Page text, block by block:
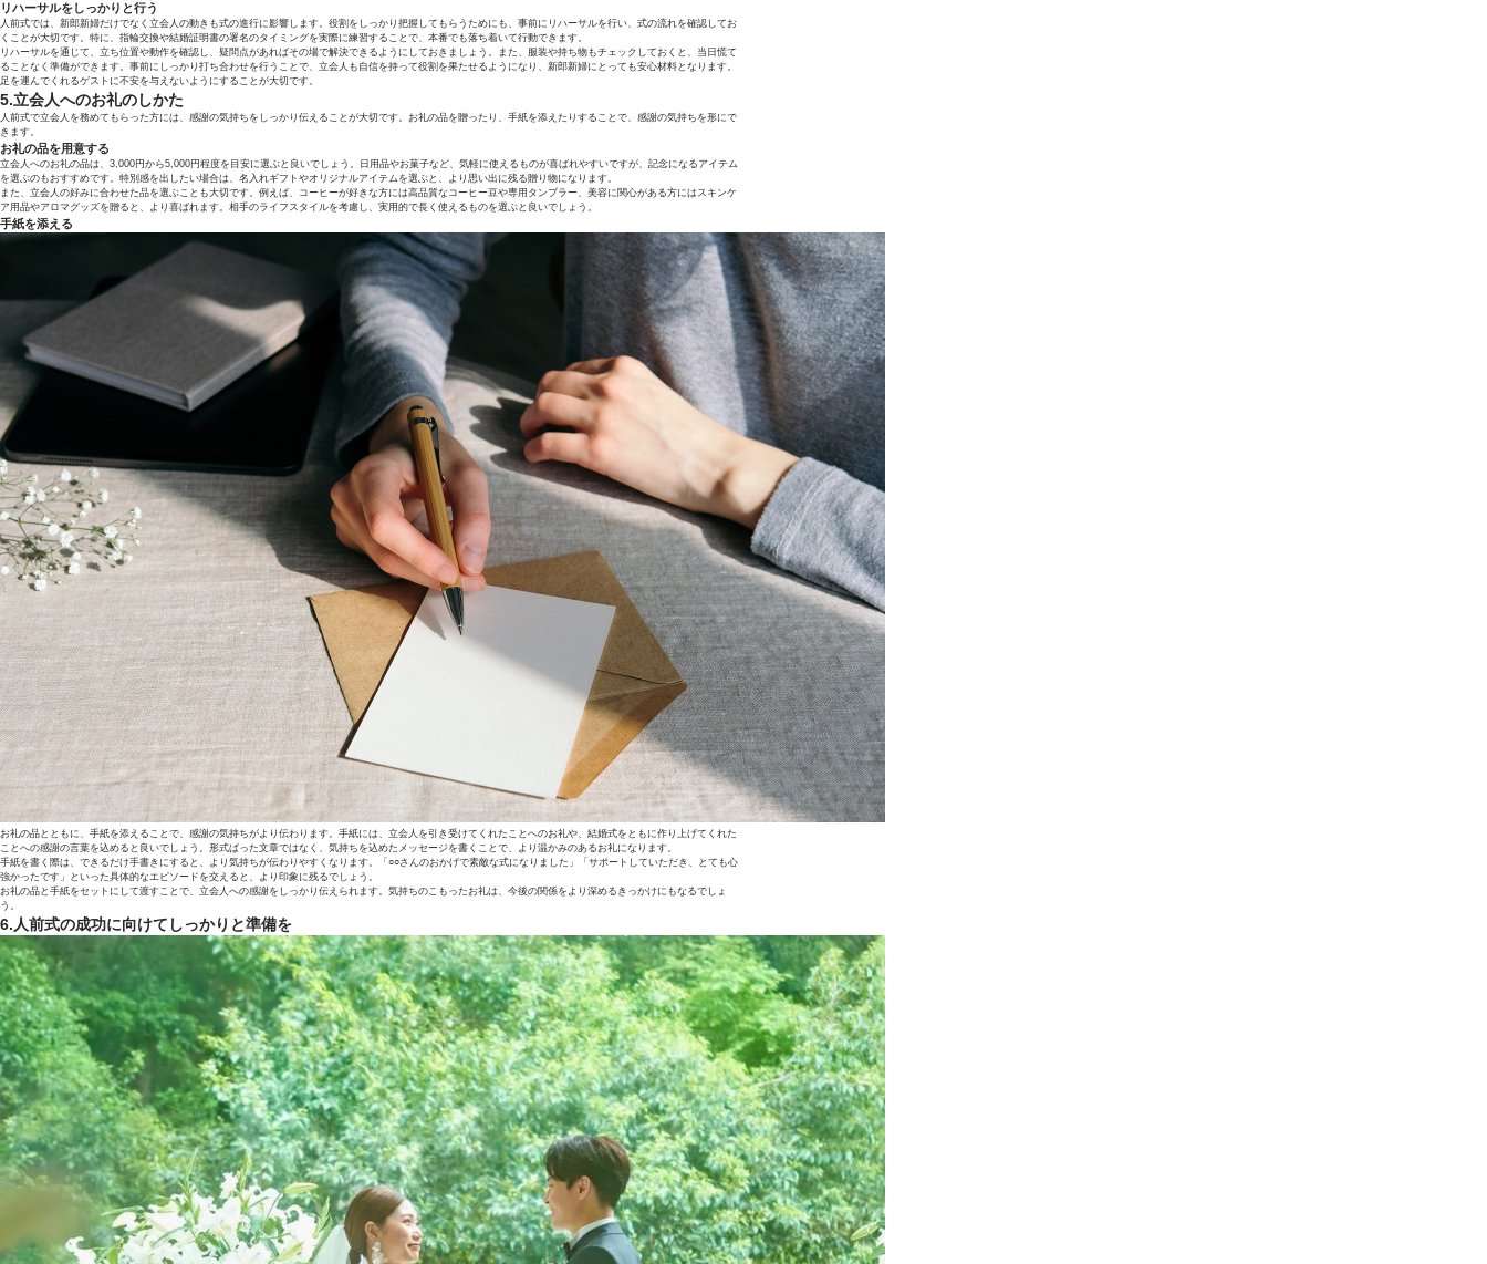
リハーサルをしっかりと行う
人前式では、新郎新婦だけでなく立会人の動きも式の進行に影響します。役割をしっかり把握してもらうためにも、事前にリハーサルを行い、式の流れを確認してお
くことが大切です。特に、指輪交換や結婚証明書の署名のタイミングを実際に練習することで、本番でも落ち着いて行動できます。
リハーサルを通じて、立ち位置や動作を確認し、疑問点があればその場で解決できるようにしておきましょう。また、服装や持ち物もチェックしておくと、当日慌て
ることなく準備ができます。事前にしっかり打ち合わせを行うことで、立会人も自信を持って役割を果たせるようになり、新郎新婦にとっても安心材料となります。
足を運んでくれるゲストに不安を与えないようにすることが大切です。
5.立会人へのお礼のしかた
人前式で立会人を務めてもらった方には、感謝の気持ちをしっかり伝えることが大切です。お礼の品を贈ったり、手紙を添えたりすることで、感謝の気持ちを形にで
きます。
お礼の品を用意する
立会人へのお礼の品は、3,000円から5,000円程度を目安に選ぶと良いでしょう。日用品やお菓子など、気軽に使えるものが喜ばれやすいですが、記念になるアイテム
を選ぶのもおすすめです。特別感を出したい場合は、名入れギフトやオリジナルアイテムを選ぶと、より思い出に残る贈り物になります。
また、立会人の好みに合わせた品を選ぶことも大切です。例えば、コーヒーが好きな方には高品質なコーヒー豆や専用タンブラー、美容に関心がある方にはスキンケ
ア用品やアロマグッズを贈ると、より喜ばれます。相手のライフスタイルを考慮し、実用的で長く使えるものを選ぶと良いでしょう。
手紙を添える
お礼の品とともに、手紙を添えることで、感謝の気持ちがより伝わります。手紙には、立会人を引き受けてくれたことへのお礼や、結婚式をともに作り上げてくれた
ことへの感謝の言葉を込めると良いでしょう。形式ばった文章ではなく、気持ちを込めたメッセージを書くことで、より温かみのあるお礼になります。
手紙を書く際は、できるだけ手書きにすると、より気持ちが伝わりやすくなります。「○○さんのおかげで素敵な式になりました」「サポートしていただき、とても心
強かったです」といった具体的なエピソードを交えると、より印象に残るでしょう。
お礼の品と手紙をセットにして渡すことで、立会人への感謝をしっかり伝えられます。気持ちのこもったお礼は、今後の関係をより深めるきっかけにもなるでしょ
う。
6.人前式の成功に向けてしっかりと準備を